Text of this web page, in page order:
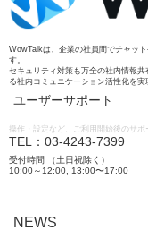
WowTalkは、企業の社員間でチャッ
す。
セキュリティ対策も万全の社内情報
る社内コミュニケーション活性化を実
ユーザーサポート
操作・設定など、ご利用開始後のサポ
TEL：03-4243-7399
受付時間 （土日祝除く）
10:00～12:00, 13:00〜17:00
NEWS